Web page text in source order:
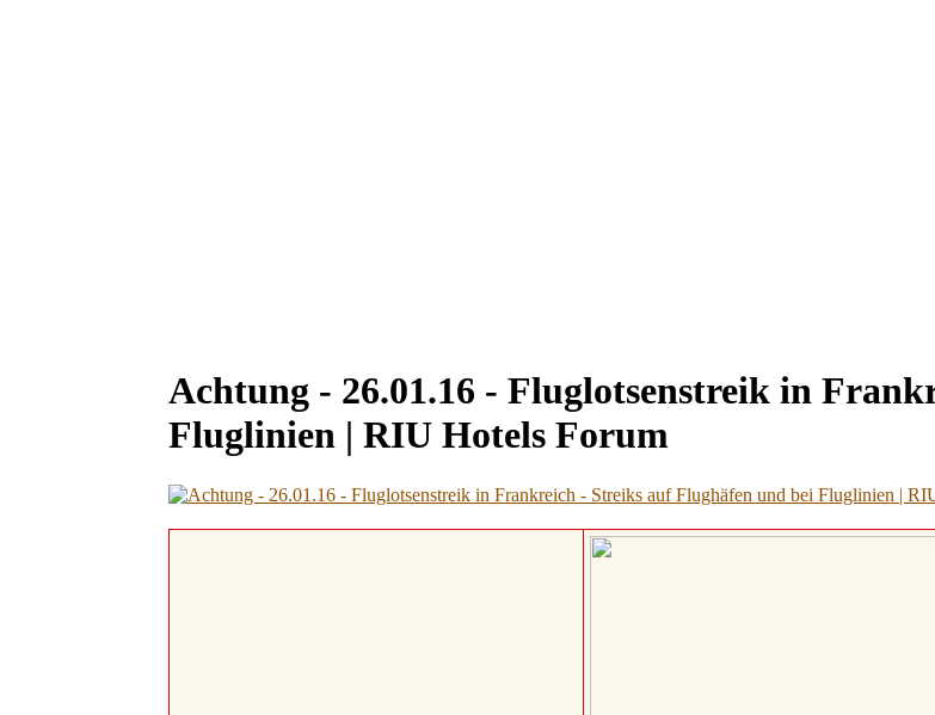
Achtung - 26.01.16 - Fluglotsenstreik in
Fluglinien | RIU Hotels Forum